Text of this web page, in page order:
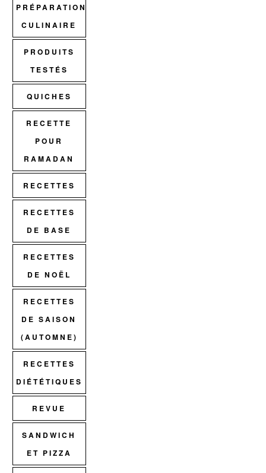
PRÉPARATION
CULINAIRE
PRODUITS
TESTÉS
QUICHES
RECETTE
POUR
RAMADAN
RECETTES
RECETTES
DE BASE
RECETTES
DE NOËL
RECETTES
DE SAISON
(AUTOMNE)
RECETTES
DIÉTÉTIQUES
REVUE
SANDWICH
ET PIZZA